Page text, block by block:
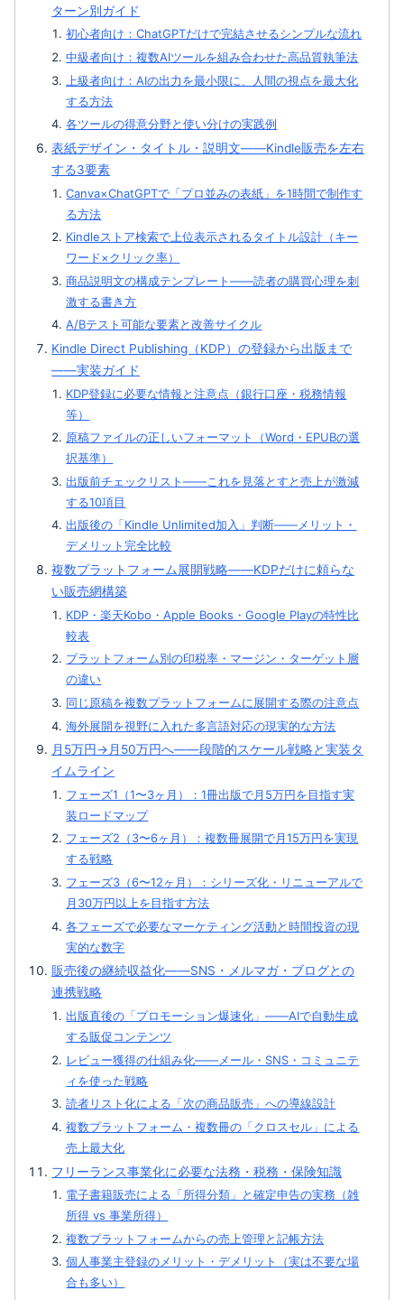
ターン別ガイド
初心者向け：ChatGPTだけで完結させるシンプルな流れ
中級者向け：複数AIツールを組み合わせた高品質執筆法
上級者向け：AIの出力を最小限に、人間の視点を最大化
する方法
各ツールの得意分野と使い分けの実践例
表紙デザイン・タイトル・説明文——Kindle販売を左右
する3要素
Canva×ChatGPTで「プロ並みの表紙」を1時間で制作す
る方法
Kindleストア検索で上位表示されるタイトル設計（キー
ワード×クリック率）
商品説明文の構成テンプレート——読者の購買心理を刺
激する書き方
A/Bテスト可能な要素と改善サイクル
Kindle Direct Publishing（KDP）の登録から出版まで
——実装ガイド
KDP登録に必要な情報と注意点（銀行口座・税務情報
等）
原稿ファイルの正しいフォーマット（Word・EPUBの選
択基準）
出版前チェックリスト——これを見落とすと売上が激減
する10項目
出版後の「Kindle Unlimited加入」判断——メリット・
デメリット完全比較
複数プラットフォーム展開戦略——KDPだけに頼らな
い販売網構築
KDP・楽天Kobo・Apple Books・Google Playの特性比
較表
プラットフォーム別の印税率・マージン・ターゲット層
の違い
同じ原稿を複数プラットフォームに展開する際の注意点
海外展開を視野に入れた多言語対応の現実的な方法
月5万円→月50万円へ——段階的スケール戦略と実装タ
イムライン
フェーズ1（1〜3ヶ月）：1冊出版で月5万円を目指す実
装ロードマップ
フェーズ2（3〜6ヶ月）：複数冊展開で月15万円を実現
する戦略
フェーズ3（6〜12ヶ月）：シリーズ化・リニューアルで
月30万円以上を目指す方法
各フェーズで必要なマーケティング活動と時間投資の現
実的な数字
販売後の継続収益化——SNS・メルマガ・ブログとの
連携戦略
出版直後の「プロモーション爆速化」——AIで自動生成
する販促コンテンツ
レビュー獲得の仕組み化——メール・SNS・コミュニテ
ィを使った戦略
読者リスト化による「次の商品販売」への導線設計
複数プラットフォーム・複数冊の「クロスセル」による
売上最大化
フリーランス事業化に必要な法務・税務・保険知識
電子書籍販売による「所得分類」と確定申告の実務（雑
所得 vs 事業所得）
複数プラットフォームからの売上管理と記帳方法
個人事業主登録のメリット・デメリット（実は不要な場
合も多い）